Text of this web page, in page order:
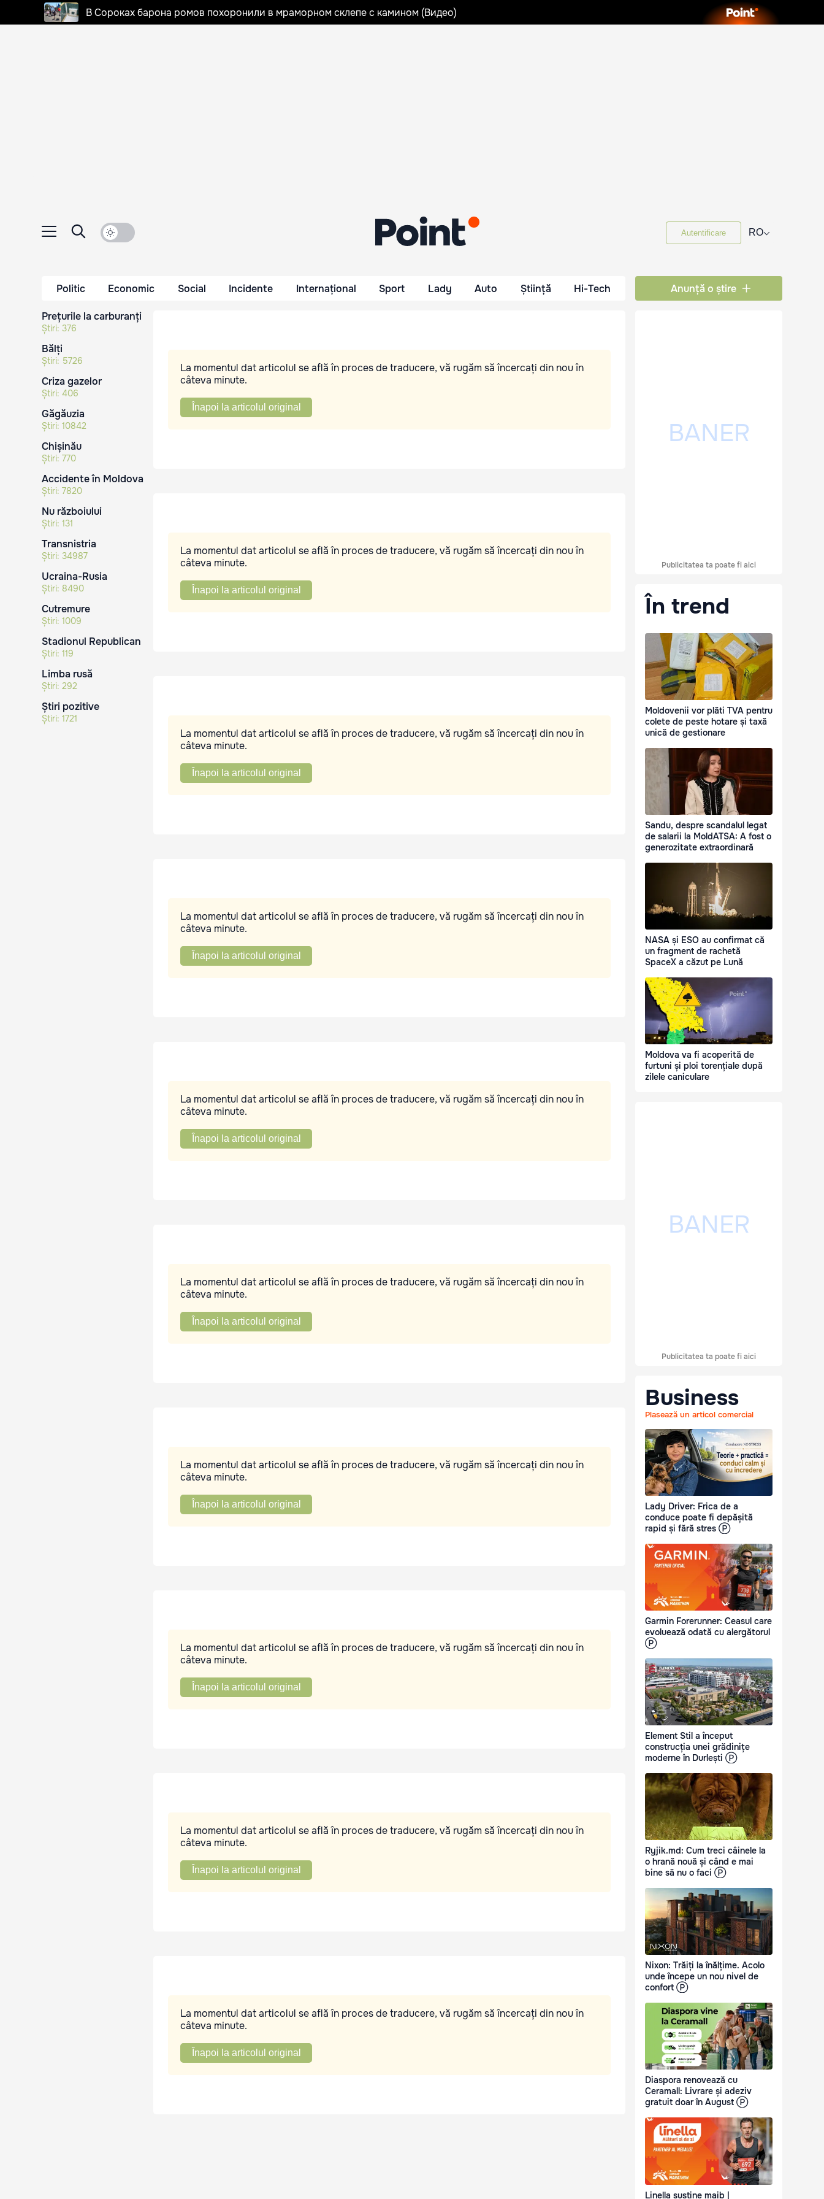
В Сороках барона ромов похоронили в мраморном склепе с камином (Видео)
Autentificare RO⌵
Politic Economic Social Incidente Internațional Sport Lady Auto Știință Hi-Tech Anunță o știre
Prețurile la carburanți
Știri: 376
Bălți
Știri: 5726
Criza gazelor
Știri: 406
Găgăuzia
Știri: 10842
Chișinău
Știri: 770
Accidente în Moldova
Știri: 7820
Nu războiului
Știri: 131
Transnistria
Știri: 34987
Ucraina-Rusia
Știri: 8490
Cutremure
Știri: 1009
Stadionul Republican
Știri: 119
Limba rusă
Știri: 292
Știri pozitive
Știri: 1721
La momentul dat articolul se află în proces de traducere, vă rugăm să încercați din nou în
câteva minute.
Înapoi la articolul original
La momentul dat articolul se află în proces de traducere, vă rugăm să încercați din nou în
câteva minute.
Înapoi la articolul original
La momentul dat articolul se află în proces de traducere, vă rugăm să încercați din nou în
câteva minute.
Înapoi la articolul original
La momentul dat articolul se află în proces de traducere, vă rugăm să încercați din nou în
câteva minute.
Înapoi la articolul original
La momentul dat articolul se află în proces de traducere, vă rugăm să încercați din nou în
câteva minute.
Înapoi la articolul original
La momentul dat articolul se află în proces de traducere, vă rugăm să încercați din nou în
câteva minute.
Înapoi la articolul original
La momentul dat articolul se află în proces de traducere, vă rugăm să încercați din nou în
câteva minute.
Înapoi la articolul original
La momentul dat articolul se află în proces de traducere, vă rugăm să încercați din nou în
câteva minute.
Înapoi la articolul original
La momentul dat articolul se află în proces de traducere, vă rugăm să încercați din nou în
câteva minute.
Înapoi la articolul original
La momentul dat articolul se află în proces de traducere, vă rugăm să încercați din nou în
câteva minute.
Înapoi la articolul original
Publicitatea ta poate fi aici
În trend
Moldovenii vor plăti TVA pentru
colete de peste hotare și taxă
unică de gestionare
Sandu, despre scandalul legat
de salarii la MoldATSA: A fost o
generozitate extraordinară
NASA și ESO au confirmat că
un fragment de rachetă
SpaceX a căzut pe Lună
Moldova va fi acoperită de
furtuni și ploi torențiale după
zilele caniculare
Publicitatea ta poate fi aici
Business
Plasează un articol comercial
Lady Driver: Frica de a
conduce poate fi depășită
rapid și fără stres Ⓟ
Garmin Forerunner: Ceasul care
evoluează odată cu alergătorul
Ⓟ
Element Stil a început
construcția unei grădinițe
moderne în Durlești Ⓟ
Ryjik.md: Cum treci câinele la
o hrană nouă și când e mai
bine să nu o faci Ⓟ
Nixon: Trăiți la înălțime. Acolo
unde începe un nou nivel de
confort Ⓟ
Diaspora renovează cu
Ceramall: Livrare și adeziv
gratuit doar în August Ⓟ
Linella susține maib |